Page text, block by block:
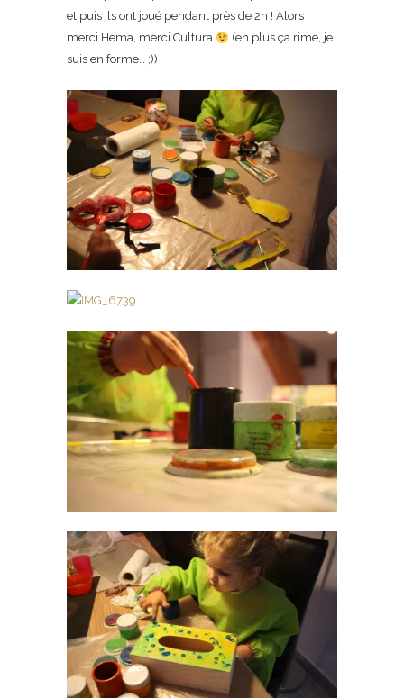
et puis ils ont joué pendant près de 2h ! Alors
merci Hema, merci Cultura
(en plus ça rime, je
suis en forme… ;))